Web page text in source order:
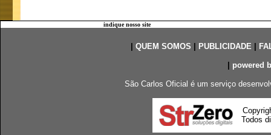
indique nosso site
QUEM SOMOS PUBLICIDADE|
powered
São Carlos Oficial é um serviço
Todos